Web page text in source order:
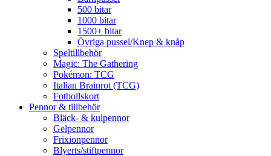
500 bitar
1000 bitar
1500+ bitar
Övriga pussel/Knep & knåp
Speltillbehör
Magic: The Gathering
Pokémon: TCG
Italian Brainrot (TCG)
Fotbollskort
Pennor & tillbehör
Bläck- & kulpennor
Gelpennor
Frixionpennor
Blyerts/stiftpennor